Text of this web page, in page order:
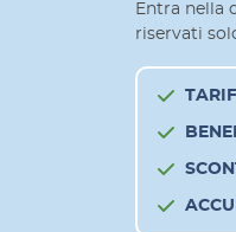
Entra nella
riservati